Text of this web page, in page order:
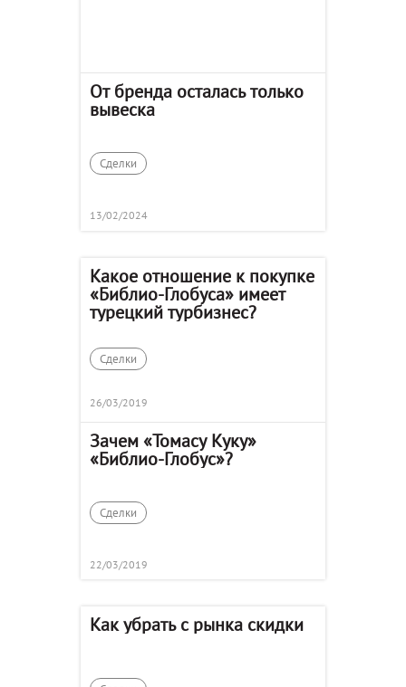
От бренда осталась только
вывеска
Сделки
13/02/2024
Какое отношение к покупке
«Библио-Глобуса» имеет
турецкий турбизнес?
Сделки
26/03/2019
Зачем «Томасу Куку»
«Библио-Глобус»?
Сделки
22/03/2019
Как убрать с рынка скидки